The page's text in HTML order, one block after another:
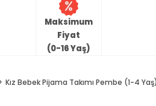
Maksimum
Fiyat
(0-16 Yaş)
Kız Bebek Pijama Takımı Pembe (1-4 Yaş)